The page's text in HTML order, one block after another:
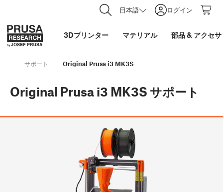
日本語 ログイン
3Dプリンター マテリアル 部品& アクセ
サポート Original Prusa i3 MK3S
Original Prusa i3 MK3S サポート